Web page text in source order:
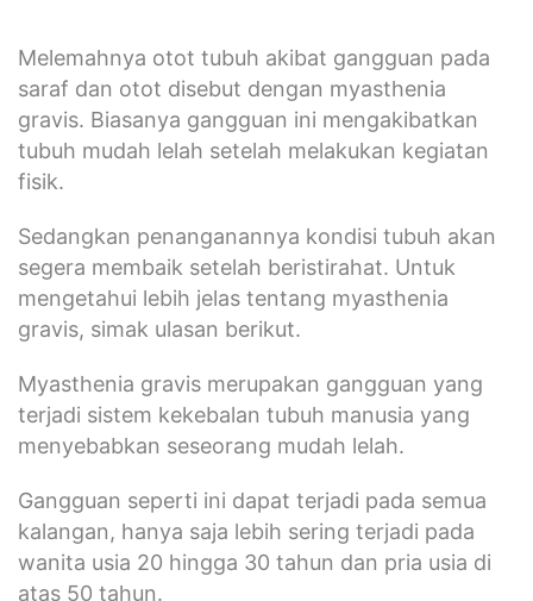
Melemahnya otot tubuh akibat gangguan pada
saraf dan otot disebut dengan myasthenia
gravis. Biasanya gangguan ini mengakibatkan
tubuh mudah lelah setelah melakukan kegiatan
fisik.
Sedangkan penanganannya kondisi tubuh akan
segera membaik setelah beristirahat. Untuk
mengetahui lebih jelas tentang myasthenia
gravis, simak ulasan berikut.
Myasthenia gravis merupakan gangguan yang
terjadi sistem kekebalan tubuh manusia yang
menyebabkan seseorang mudah lelah.
Gangguan seperti ini dapat terjadi pada semua
kalangan, hanya saja lebih sering terjadi pada
wanita usia 20 hingga 30 tahun dan pria usia di
atas 50 tahun.